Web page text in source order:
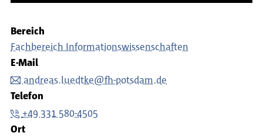
Bereich
Fachbereich Informationswissenschaften
E-Mail
andreas.luedtke@fh-potsdam.de
Telefon
+49 331 580-4505
Ort